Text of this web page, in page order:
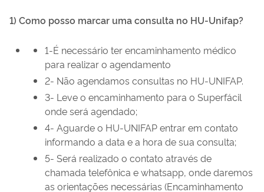
1) Como posso marcar uma consulta no HU-Unifap?
1-É necessário ter encaminhamento médico
para realizar o agendamento
2- Não agendamos consultas no HU-UNIFAP.
3- Leve o encaminhamento para o Superfácil
onde será agendado;
4- Aguarde o HU-UNIFAP entrar em contato
informando a data e a hora de sua consulta;
5- Será realizado o contato através de
chamada telefônica e whatsapp, onde daremos
as orientações necessárias (Encaminhamento